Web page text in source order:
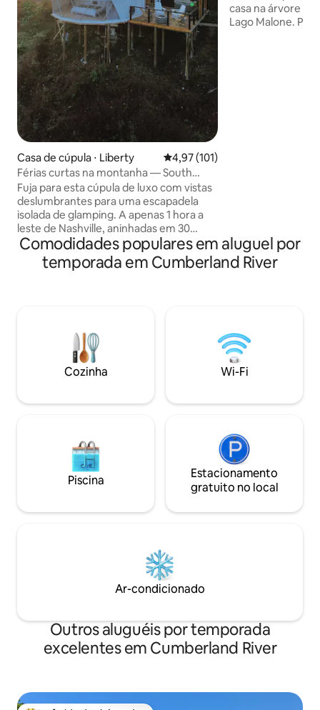
Casa de cúpula ⋅ Liberty 4,97 de uma avaliação média de
4,97 (101)
Férias curtas na montanha — South
Cove Dome
Fuja para esta cúpula de luxo com vistas
deslumbrantes para uma escapadela
isolada de glamping. A apenas 1 hora a
leste de Nashville, aninhadas em 30
acres privados, nossas cúpulas
oferecem a combinação perfeita de
conforto de hotel e a beleza da
desfrutar de vistas da banheira de
hidromassagem privada, lareira, cama
king size e cozinha. Perfeito para 2 a 4
hóspedes, nossa cúpula é ótima para
ou uma estadia aconchegante em
casa na árvore
Lago Malone.
Comodidades populares em aluguel por
temporada em Cumberland River
Cozinha Wi-Fi
Piscina
Estacionamento
gratuito no local
Ar-condicionado
Outros aluguéis por temporada
excelentes em Cumberland River